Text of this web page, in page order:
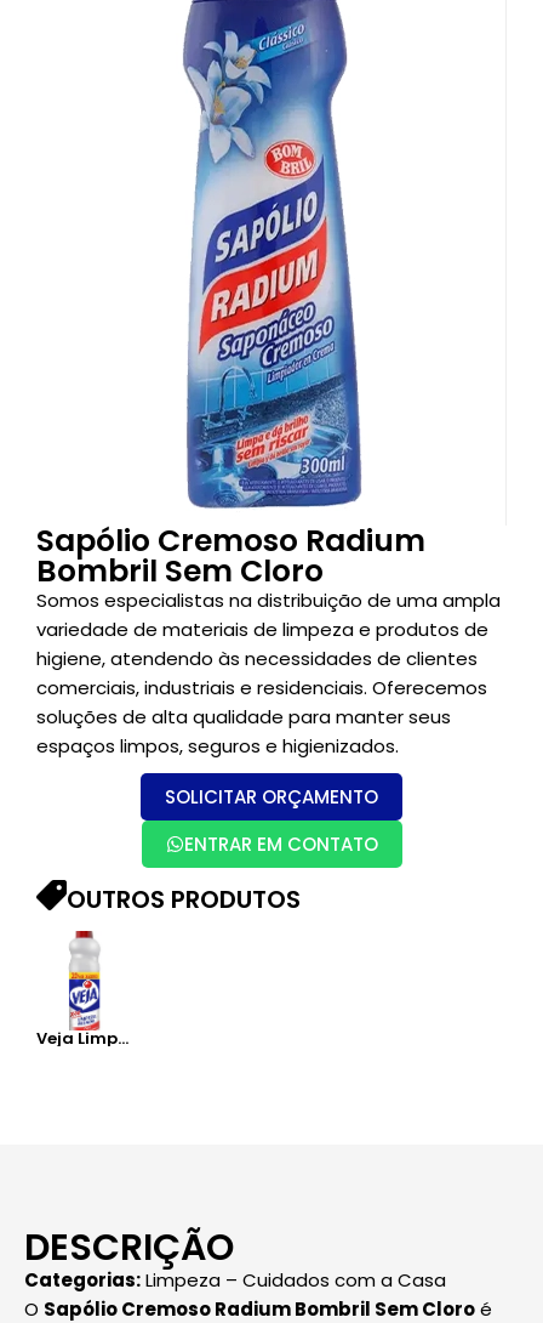
Sapólio Cremoso Radium
Bombril Sem Cloro
Somos especialistas na distribuição de uma ampla
variedade de materiais de limpeza e produtos de
higiene, atendendo às necessidades de clientes
comerciais, industriais e residenciais. Oferecemos
soluções de alta qualidade para manter seus
espaços limpos, seguros e higienizados.
SOLICITAR ORÇAMENTO
ENTRAR EM CONTATO
OUTROS PRODUTOS
Veja Limpeza Pesada – 500ML
DESCRIÇÃO
Categorias:Limpeza – Cuidados com a Casa
O Sapólio Cremoso Radium Bombril Sem Cloroé